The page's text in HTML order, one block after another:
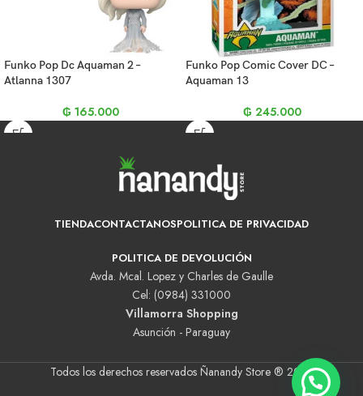
Funko Pop Dc Aquaman 2 –
Atlanna 1307
₲ 165.000
Funko Pop Comic Cover DC –
Aquaman 13
₲ 245.000
TIENDACONTACTANOSPOLITICA DE PRIVACIDAD
POLITICA DE DEVOLUCIÓN
Avda. Mcal. Lopez y Charles de Gaulle
Cel: (0984) 331000
Villamorra Shopping
Asunción - Paraguay
Todos los derechos reservados Ñanandy Store ® 2025